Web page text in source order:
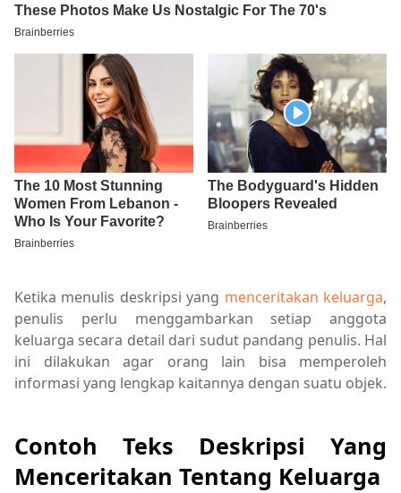
Ketika menulis deskripsi yang menceritakan keluarga,
penulis perlu menggambarkan setiap anggota
keluarga secara detail dari sudut pandang penulis. Hal
ini dilakukan agar orang lain bisa memperoleh
informasi yang lengkap kaitannya dengan suatu objek.
Contoh Teks Deskripsi Yang
Menceritakan Tentang Keluarga